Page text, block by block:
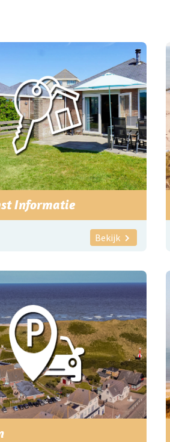
Informatie
Bekijk